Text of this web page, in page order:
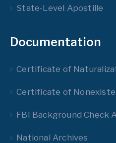
State-Level Apostille
Documentation
Certificate of
Certificate of
FBI Background Check
National Archives